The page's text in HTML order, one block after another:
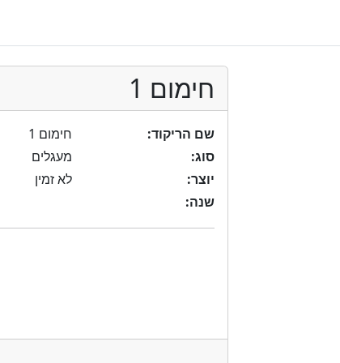
חימום 1
שם הריקוד:
חימום 1
סוג:
מעגלים
יוצר:
לא זמין
שנה: